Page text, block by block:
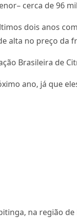
cerca de 96
dois anos
alta no preço da
Brasileira de
ano, já que
na região de